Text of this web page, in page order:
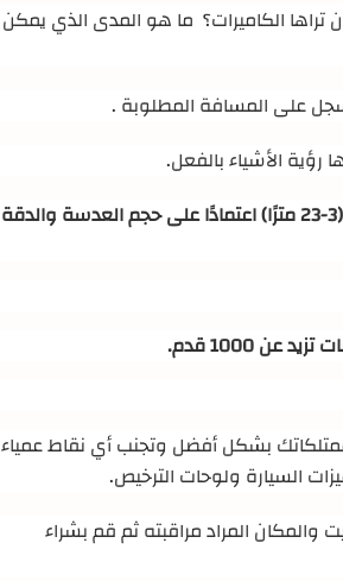
الكاميرات؟ ما هو المدى الذي يمكن
على المسافة المطلوبة .
الأشياء بالفعل.
بشكل عام ، يمكن لكاميرا الأمان العادية الرؤية في نطاق يتراوح بين 10 إلى 70 قدمًا (3-23 مترًا) اعتمادًا على حجم العدسة والدقة
عن 1000 قدم .
بشكل أفضل وتجنب أي نقاط عمياء
السيارة ولوحات الترخيص.
المراد مراقبتهثم قم بشراء